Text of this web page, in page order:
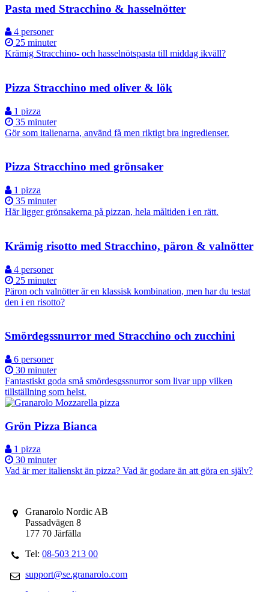
Pasta med Stracchino & hasselnötter
4 personer
25 minuter
Krämig Stracchino- och hasselnötspasta till middag ikväll?
Pizza Stracchino med oliver & lök
1 pizza
35 minuter
Gör som italienarna, använd få men riktigt bra ingredienser.
Pizza Stracchino med grönsaker
1 pizza
35 minuter
Här ligger grönsakerna på pizzan, hela måltiden i en rätt.
Krämig risotto med Stracchino, päron & valnötter
4 personer
25 minuter
Päron och valnötter är en klassisk kombination, men har du testat
den i en risotto?
Smördegssnurror med Stracchino och zucchini
6 personer
30 minuter
Fantastiskt goda små smördesgssnurror som livar upp vilken
tillställning som helst.
Grön Pizza Bianca
1 pizza
30 minuter
Vad är mer italienskt än pizza? Vad är godare än att göra en själv?
Granarolo Nordic AB
Passadvägen 8
177 70 Järfälla
Tel:08-503 213 00
support@se.granarolo.com